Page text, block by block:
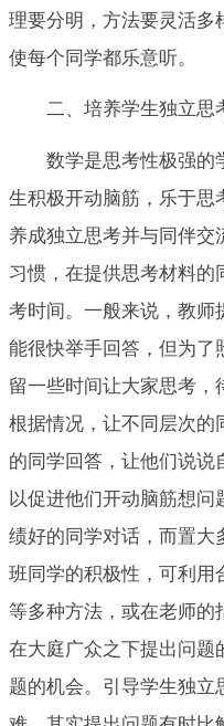
理要分明，方法要灵活多
使每个同学都乐意听。
二、培养学生独立思
数学是思考性极强的
生积极开动脑筋，乐于思
养成独立思考并与同伴交
习惯，在提供思考材料的
考时间。一般来说，教师
能很快举手回答，但为了
留一些时间让大家思考
根据情况，让不同层次的
的同学回答，让他们说说
以促进他们开动脑筋想
绩好的同学对话，而置大
班同学的积极性，可利用
等多种方法，或在老师的
在大庭广众之下提出问题
题的机会。引导学生独立